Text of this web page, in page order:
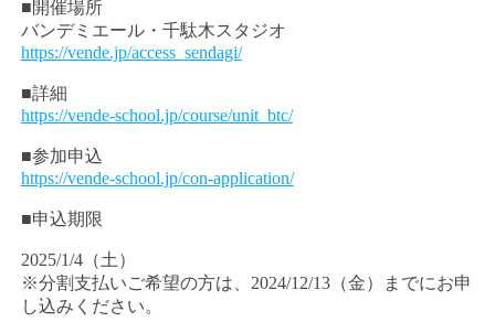
■開催場所
バンデミエール・千駄木スタジオ
https://vende.jp/access_sendagi/
■詳細
https://vende-school.jp/course/unit_btc/
■参加申込
https://vende-school.jp/con-application/
■申込期限
2025/1/4（土）
※分割支払いご希望の方は、2024/12/13（金）までにお申
し込みください。